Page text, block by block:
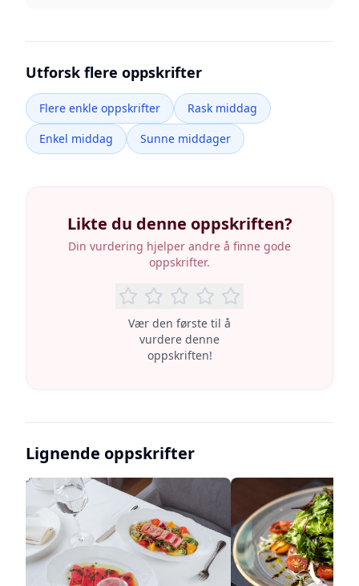
Utforsk flere oppskrifter
Flere enkle oppskrifter
Rask middag
Enkel middag
Sunne middager
Likte du denne oppskriften?
Din vurdering hjelper andre å finne gode
oppskrifter.
Vær den første til å
vurdere denne
oppskriften!
Lignende oppskrifter